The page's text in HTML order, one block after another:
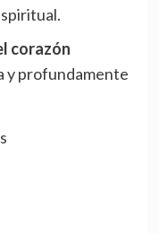
corazón
y profundamente